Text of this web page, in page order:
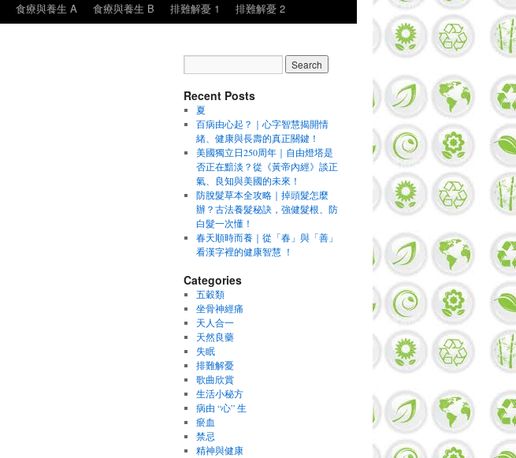
食療與養生 A 食療與養生 B 排難解憂 1 排難解憂 2
Recent Posts
夏
百病由心起？｜心字智慧揭開情
緒、健康與長壽的真正關鍵！
美國獨立日250周年｜自由燈塔是
否正在黯淡？從《黃帝內經》談正
氣、良知與美國的未來！
防脫髮草本全攻略｜掉頭髮怎麼
辦？古法養髮秘訣，強健髮根、防
白髮一次懂！
春天順時而養｜從「春」與「善」
看漢字裡的健康智慧 ！
Categories
五穀類
坐骨神經痛
天人合一
天然良藥
失眠
排難解憂
歌曲欣賞
生活小秘方
病由 “心” 生
瘀血
禁忌
精神與健康